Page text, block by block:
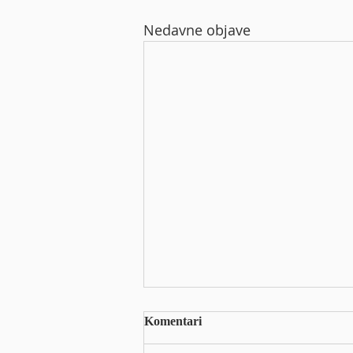
Nedavne objave
Arena Hospitality Group d.d. -
Informacija o stjecanju
vlastitih dionica
Komentari